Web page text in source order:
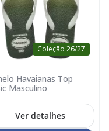
Coleção 26/27
Havaianas Top
Masculino
Ver detalhes